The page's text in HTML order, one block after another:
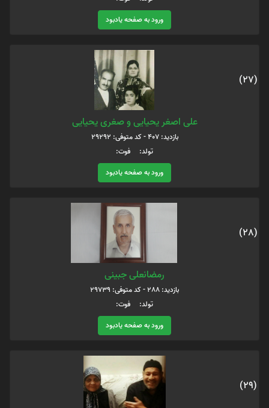
ورود به صفحه یادبود
(27)
علی اصغر یحیایی و صغری یحیایی
بازدید: 407 - کد متوفی: 29292
تولد: فوت:
ورود به صفحه یادبود
(28)
رمضانعلی جبینی
بازدید: 288 - کد متوفی: 29739
تولد: فوت:
ورود به صفحه یادبود
(29)